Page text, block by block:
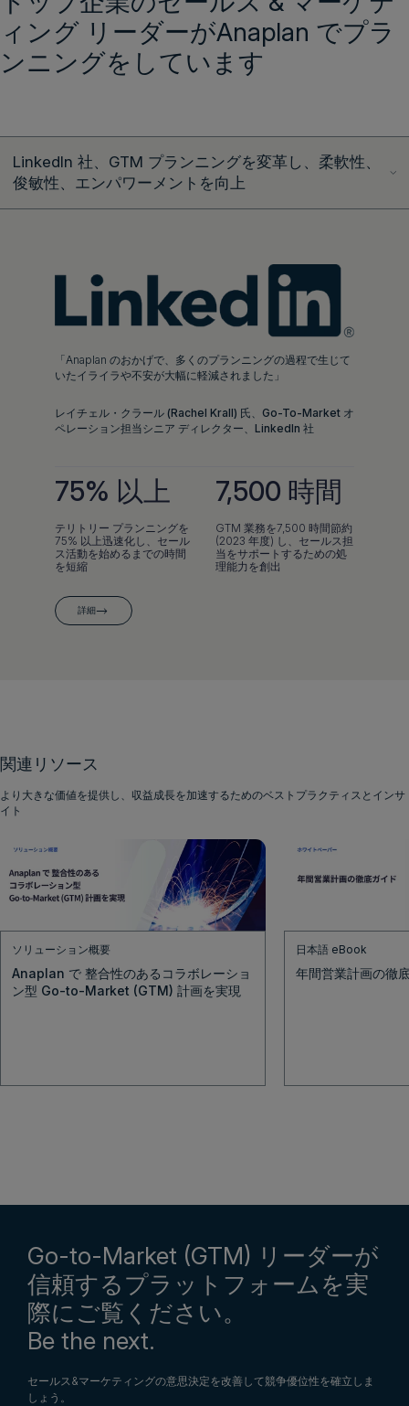
ィング リーダーがAnaplan でプラ
ンニングをしています
LinkedIn 社、GTM プランニングを変革し、柔軟性、
俊敏性、エンパワーメントを向上
詳細
「Anaplan のおかげで、多くのプランニングの過程で生じて
いたイライラや不安が大幅に軽減されました」
レイチェル・クラール (Rachel Krall) 氏、Go-To-Market オ
ペレーション担当シニア ディレクター、LinkedIn 社
75% 以上
テリトリー プランニングを
75% 以上迅速化し、セール
ス活動を始めるまでの時間
を短縮
7,500 時間
GTM 業務を7,500 時間節約
(2023 年度) し、セールス担
当をサポートするための処
理能力を創出
関連リソース
より大きな価値を提供し、収益成長を加速するためのベストプラクティスとインサ
イト
ソリューション概要
Anaplan で 整合性のあるコラボレーショ
ン型 Go-to-Market (GTM) 計画を実現
日本語 eBook
年間営業計画の徹
Go-to-Market (GTM) リーダーが
信頼するプラットフォームを実
際にご覧ください。
Be the next.
セールス&マーケティングの意思決定を改善して競争優位性を確立しま
しょう。